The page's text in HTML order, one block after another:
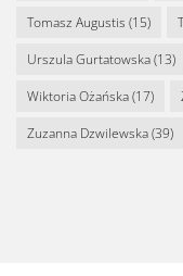
Tomasz Augustis (15)
Urszula Gurtatowska(13)
Wiktoria Ożańska(17)
Zuzanna Dzwilewska(39)